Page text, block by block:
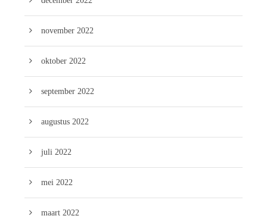
november 2022
oktober 2022
september 2022
augustus 2022
juli 2022
mei 2022
maart 2022